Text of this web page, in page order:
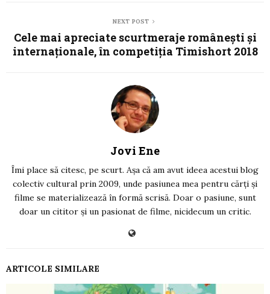
NEXT POST
Cele mai apreciate scurtmeraje românești și
internaționale, în competiția Timishort 2018
Jovi Ene
Îmi place să citesc, pe scurt. Așa că am avut ideea acestui blog
colectiv cultural prin 2009, unde pasiunea mea pentru cărți și
filme se materializează în formă scrisă. Doar o pasiune, sunt
doar un cititor și un pasionat de filme, nicidecum un critic.
ARTICOLE SIMILARE